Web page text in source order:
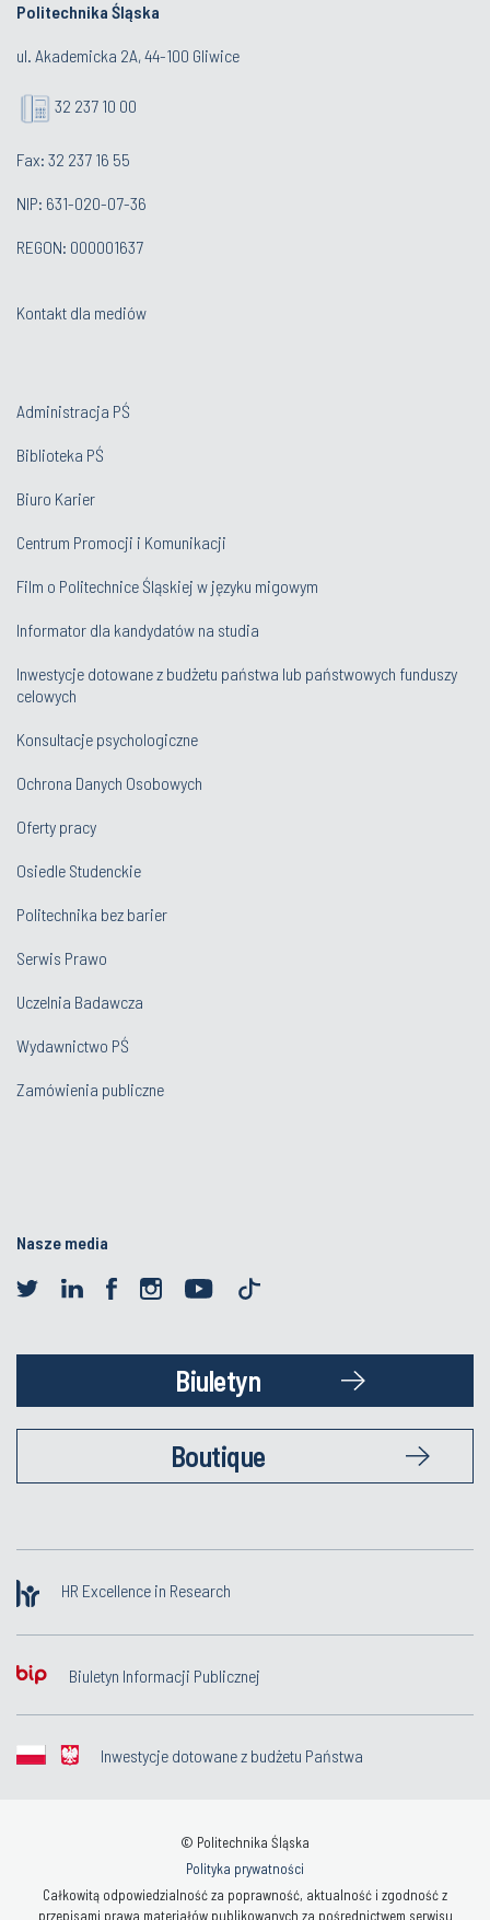
Politechnika Śląska
ul. Akademicka 2A, 44-100 Gliwice
32 237 10 00
Fax: 32 237 16 55
NIP: 631-020-07-36
REGON: 000001637
Kontakt dla mediów
Administracja PŚ
Biblioteka PŚ
Biuro Karier
Centrum Promocji i Komunikacji
Film o Politechnice Śląskiej w języku migowym
Informator dla kandydatów na studia
Inwestycje dotowane z budżetu państwa lub państwowych funduszy
celowych
Konsultacje psychologiczne
Ochrona Danych Osobowych
Oferty pracy
Osiedle Studenckie
Politechnika bez barier
Serwis Prawo
Uczelnia Badawcza
Wydawnictwo PŚ
Zamówienia publiczne
Nasze media
Biuletyn
Boutique
HR Excellence in Research
Biuletyn Informacji Publicznej
Inwestycje dotowane z budżetu Państwa
© Politechnika Śląska
Polityka prywatności
Całkowitą odpowiedzialność za poprawność, aktualność i zgodność z
przepisami prawa materiałów publikowanych za pośrednictwem serwisu